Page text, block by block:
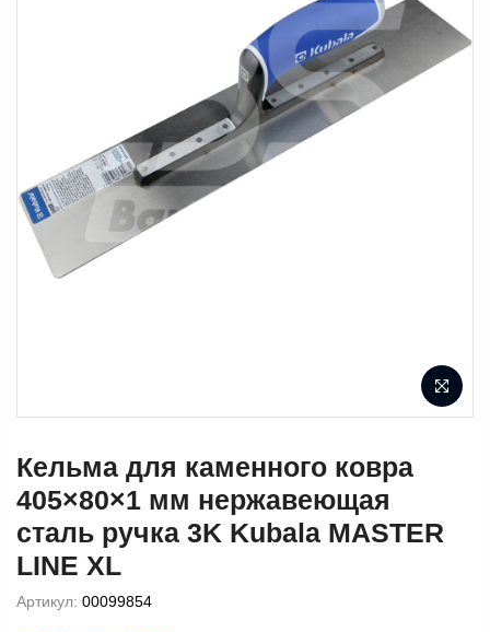
Кельма для каменного ковра
405×80×1 мм нержавеющая
сталь ручка 3K Kubala MASTER
LINE XL
Артикул: 00099854